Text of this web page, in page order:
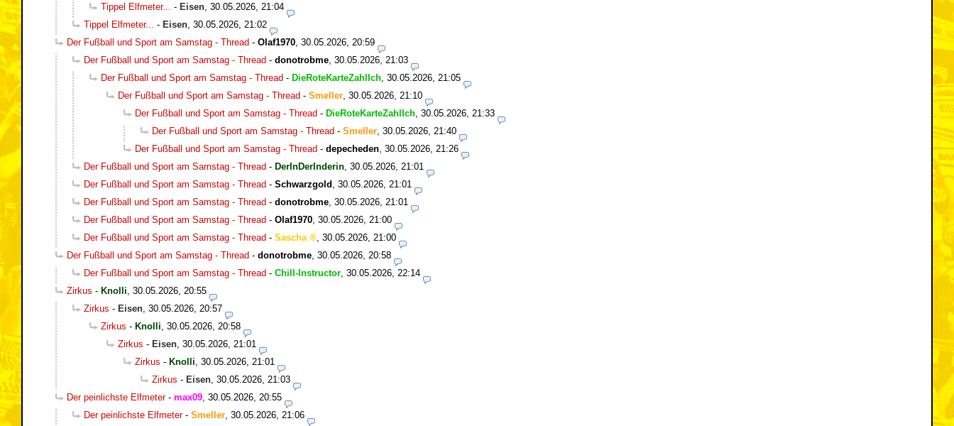
Tippel Elfmeter...
- Eisen 30.05.2026, 21:04
Tippel Elfmeter...
- Eisen 30.05.2026, 21:02
Der Fußball und Sport am Samstag - Thread - Olaf1970 30.05.2026, 20:59
Der Fußball und Sport am Samstag - Thread - donotrobme 30.05.2026, 21:03
Der Fußball und Sport am Samstag - Thread - DieRoteKarteZahlIch 30.05.2026, 21:05
Der Fußball und Sport am Samstag - Thread - Smeller 30.05.2026, 21:10
Der Fußball und Sport am Samstag - Thread - DieRoteKarteZahlIch 30.05.2026, 21:33
Der Fußball und Sport am Samstag - Thread - Smeller 30.05.2026, 21:40
Der Fußball und Sport am Samstag - Thread - depecheden 30.05.2026, 21:26
Der Fußball und Sport am Samstag - Thread - DerInDerInderin 30.05.2026, 21:01
Der Fußball und Sport am Samstag - Thread - Schwarzgold 30.05.2026, 21:01
Der Fußball und Sport am Samstag - Thread - donotrobme 30.05.2026, 21:01
Der Fußball und Sport am Samstag - Thread - Olaf1970 30.05.2026, 21:00
Der Fußball und Sport am Samstag - Thread - Sascha
30.05.2026, 21:00
Der Fußball und Sport am Samstag - Thread - donotrobme 30.05.2026, 20:58
Der Fußball und Sport am Samstag - Thread - Chill-Instructor 30.05.2026, 22:14
Zirkus - Knolli 30.05.2026, 20:55
Zirkus - Eisen 30.05.2026, 20:57
Zirkus - Knolli 30.05.2026, 20:58
Zirkus - Eisen 30.05.2026, 21:01
Zirkus - Knolli 30.05.2026, 21:01
Zirkus - Eisen 30.05.2026, 21:03
Der peinlichste Elfmeter- max09 30.05.2026, 20:55
Der peinlichste Elfmeter- Smeller 30.05.2026, 21:06